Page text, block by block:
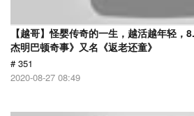
【越哥】怪婴传奇的一生，越活越年轻，
杰明巴顿奇事》又名《返老还童》
# 351
2020-08-27 08:49